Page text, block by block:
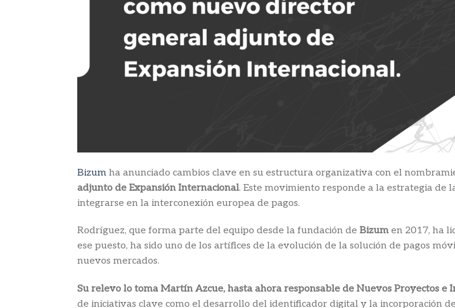
Bizum ha anunciado cambios clave en su estructura organizativa con el
adjunto de Expansión Internacional. Este movimiento responde a la estrategia de
integrarse en la interconexión europea de pagos.
Rodríguez, que forma parte del equipo desde la fundación de Bizum en 2017, ha
ese puesto, ha sido uno de los artífices de la evolución de la solución de pagos
nuevos mercados.
Su relevo lo toma Martín Azcue, hasta ahora responsable de Nuevos Proyectos e
de iniciativas clave como el desarrollo del identificador digital y la incorporación